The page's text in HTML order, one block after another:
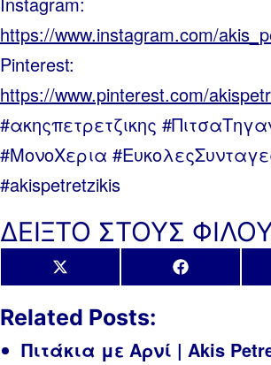
https://www.instagram.com/
Pinterest:
https://www.pinterest.com/
#ακηςπετρετζικης
#ΜονοΧερια
#akispetretzikis
ΔΕΙΞΤΟ ΣΤΟΥΣ
Share
on
X
(Twitter)
Share
on
Facebook
Related Posts:
Πιτάκια με Αρνί | Akis